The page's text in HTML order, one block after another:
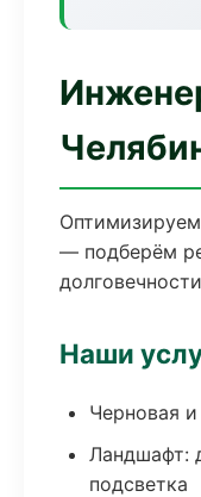
— подберём
Наши
Черновая
Ландшафт:
подсветка